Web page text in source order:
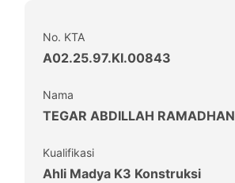
No. KTA
A02.25.97.KI.00843
Nama
TEGAR ABDILLAH RAMADHAN
Kualifikasi
Ahli Madya K3 Konstruksi